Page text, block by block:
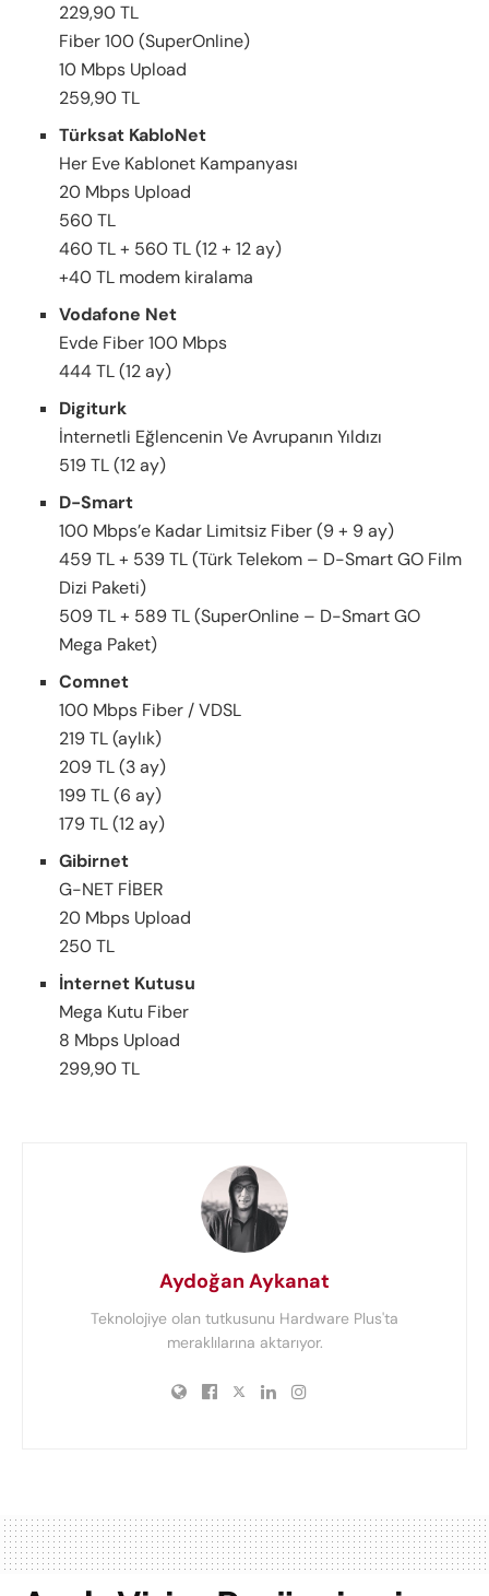
229,90 TL
Fiber 100 (SuperOnline)
10 Mbps Upload
259,90 TL
Türksat KabloNet
Her Eve Kablonet Kampanyası
20 Mbps Upload
560 TL
460 TL + 560 TL (12 + 12 ay)
+40 TL modem kiralama
Vodafone Net
Evde Fiber 100 Mbps
444 TL (12 ay)
Digiturk
İnternetli Eğlencenin Ve Avrupanın Yıldızı
519 TL (12 ay)
D-Smart
100 Mbps’e Kadar Limitsiz Fiber (9 + 9 ay)
459 TL + 539 TL (Türk Telekom – D-Smart GO Film
Dizi Paketi)
509 TL + 589 TL (SuperOnline – D-Smart GO
Mega Paket)
Comnet
100 Mbps Fiber / VDSL
219 TL (aylık)
209 TL (3 ay)
199 TL (6 ay)
179 TL (12 ay)
Gibirnet
G-NET FİBER
20 Mbps Upload
250 TL
İnternet Kutusu
Mega Kutu Fiber
8 Mbps Upload
299,90 TL
Aydoğan Aykanat
Teknolojiye olan tutkusunu Hardware Plus'ta
meraklılarına aktarıyor.